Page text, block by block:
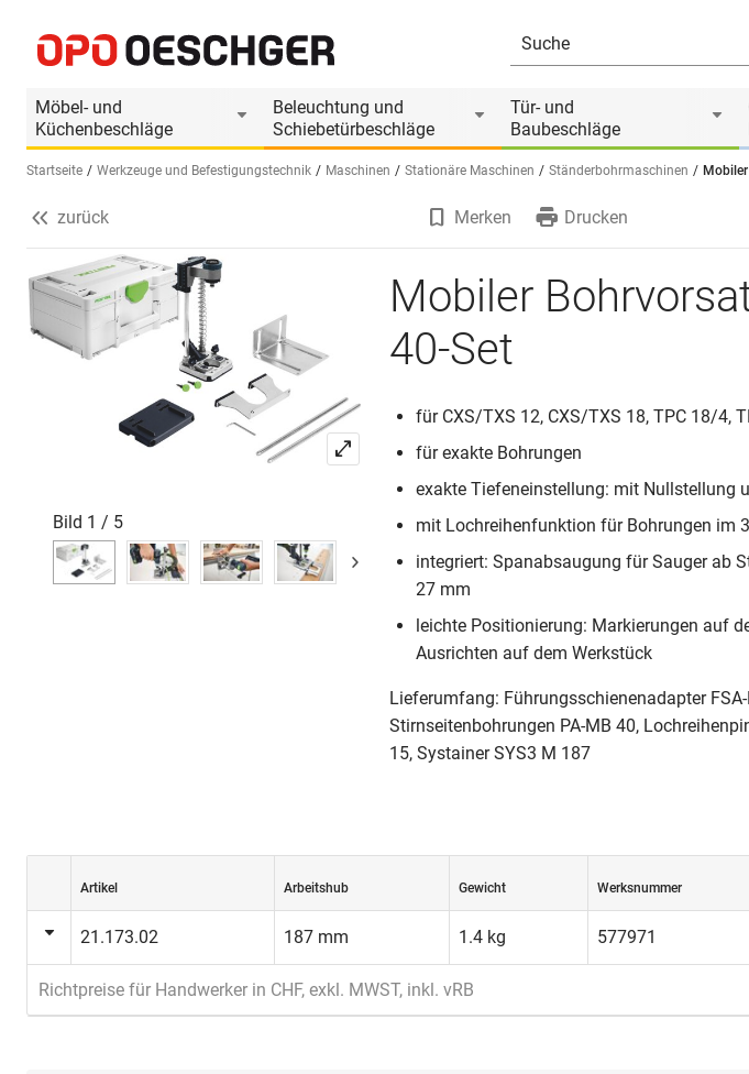
Möbel- und
Küchenbeschläge
Beleuchtung und
Schiebetürbeschläge
Tür- und
Baubeschläge
Sprache wählen (DE)
Startseite Werkzeuge und Befestigungstechnik Maschinen Stationäre Maschinen Ständerbohrmaschinen
Produktinformationen
Passendes Zubehör
zurück Merken Drucken
Bild 1 / 5
Mobiler
40-Set
für CXS/TXS 12, CXS/TXS 18, TPC 18/4,
für exakte Bohrungen
exakte Tiefeneinstellung: mit Nullstellung
mit Lochreihenfunktion für Bohrungen im
integriert: Spanabsaugung für Sauger ab
27 mm
leichte Positionierung: Markierungen auf
Ausrichten auf dem Werkstück
Lieferumfang: Führungsschienenadapter
Stirnseitenbohrungen PA-MB 40,
15, Systainer SYS3 M 187
Artikel Arbeitshub Gewicht Werksnummer
21.173.02 187 mm 1.4 kg 577971
Richtpreise für Handwerker in CHF, exkl. MWST, inkl. vRB